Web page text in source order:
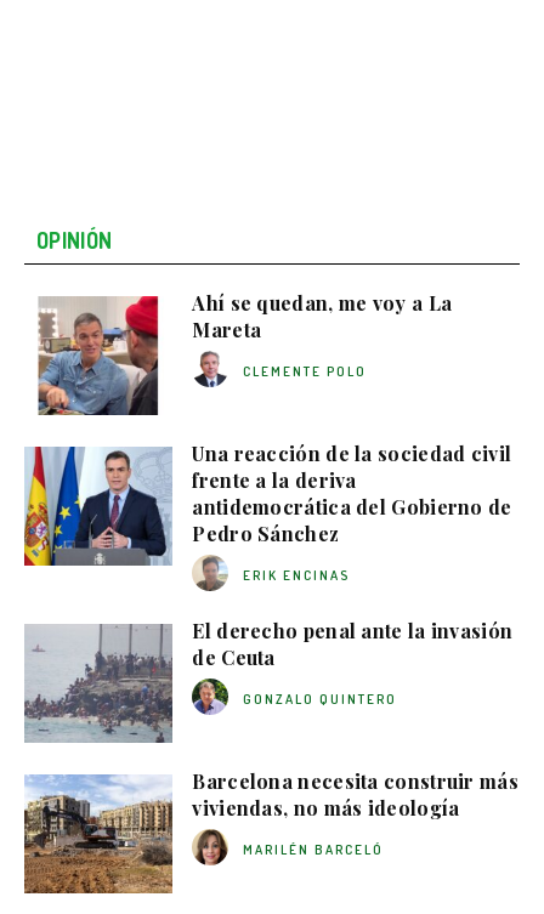
OPINIÓN
Ahí se quedan, me voy a La
Mareta
CLEMENTE POLO
Una reacción de la sociedad civil
frente a la deriva
antidemocrática del Gobierno de
Pedro Sánchez
ERIK ENCINAS
El derecho penal ante la invasión
de Ceuta
GONZALO QUINTERO
Barcelona necesita construir más
viviendas, no más ideología
MARILÉN BARCELÓ